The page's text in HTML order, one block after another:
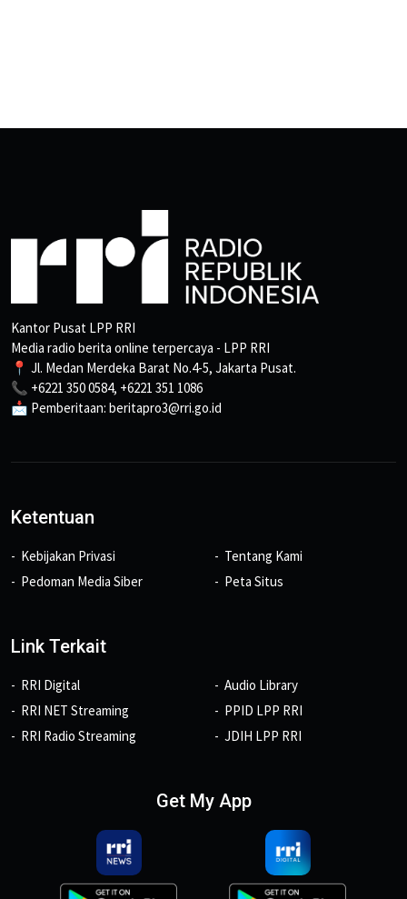
Kantor Pusat LPP RRI
Media radio berita online terpercaya - LPP RRI
📍 Jl. Medan Merdeka Barat No.4-5, Jakarta Pusat.
📞 +6221 350 0584, +6221 351 1086
📩 Pemberitaan: beritapro3@rri.go.id
Ketentuan
Kebijakan Privasi
Pedoman Media Siber
Tentang Kami
Peta Situs
Link Terkait
RRI Digital
RRI NET Streaming
RRI Radio Streaming
Audio Library
PPID LPP RRI
JDIH LPP RRI
Get My App